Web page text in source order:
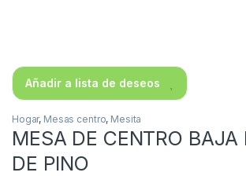
Añadir a lista de deseos
Hogar, Mesas centro, Mesita
MESA DE CENTRO BAJA
DE PINO